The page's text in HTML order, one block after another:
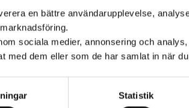
en bättre användarupplevelse,
sociala medier, annonsering och
med dem eller som de har samlat in när
Statistik
och håller hemmet i balans.
10. Engagera hela familjen
Ordning i hemmet är en laginsats!
gemensam aktivitet för hela familjen.
Dela